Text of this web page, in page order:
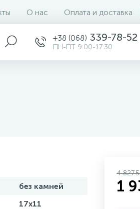
О нас Оплата и доставка
+38 (068) 339-78-52
ПН-ПТ 9:00-17:30
без камней
17x11
4
1